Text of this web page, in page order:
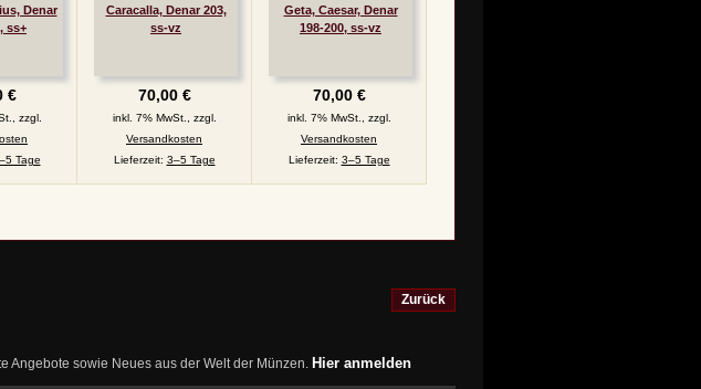
Denar
ss+
€
zzgl.
Tage
Caracalla, Denar 203,
ss-vz
70,00 €
inkl. 7% MwSt., zzgl.
Versandkosten
Lieferzeit: 3–5 Tage
Geta, Caesar, Denar
198-200, ss-vz
70,00 €
inkl. 7% MwSt., zzgl.
Versandkosten
Lieferzeit: 3–5 Tage
Zurück
Angebote sowie Neues aus der Welt der Münzen. Hier anmelden